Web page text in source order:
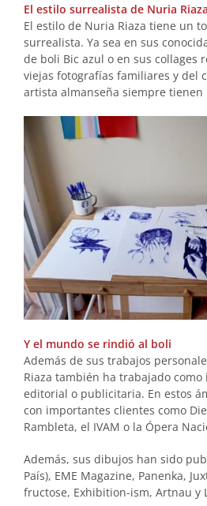
El estilo surrealista de Nuria Riaza
El estilo de Nuria Riaza tiene un
surrealista. Ya sea en sus
de boli Bic azul o en sus collages
viejas fotografías familiares y del
artista almanseña siempre
Y el mundo se rindió al boli
Además de sus trabajos
Riaza también ha trabajado
editorial o publicitaria. En estos
con importantes clientes como
Rambleta, el IVAM o la Ópera
Además, sus dibujos han sido
País), EME Magazine, Panenka,
fructose, Exhibition-ism, Artnau y